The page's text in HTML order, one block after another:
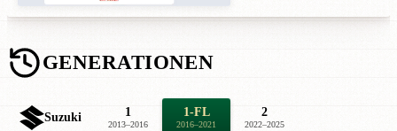
GENERATIONEN
Suzuki 1
2013–2016
1-FL
2016–2021
2
2022–2025